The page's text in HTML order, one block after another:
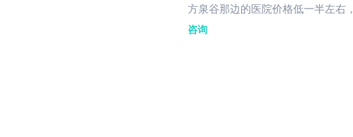
方泉谷那边的医院价格低一半左右
咨询